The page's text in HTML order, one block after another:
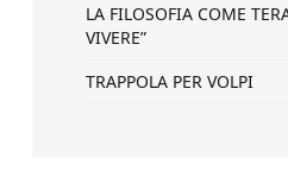
LA FILOSOFIA COME
VIVERE”
TRAPPOLA PER VOLPI